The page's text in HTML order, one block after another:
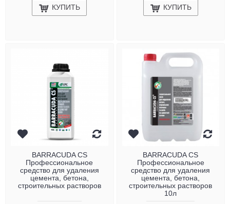
КУПИТЬ КУПИТЬ
BARRACUDA CS
Профессиональное
средство для удаления
цемента, бетона,
строительных растворов
BARRACUDA CS
Профессиональное
средство для удаления
цемента, бетона,
строительных растворов
10л